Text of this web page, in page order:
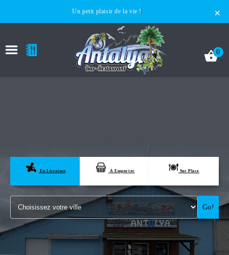
×
Un petit plaisir de la vie !
LA CARTE
VOTRE COMPTE
NOTRE RESTAURANT
VOS AVIS
0
En Livraison A Emporter Sur Place
Go!